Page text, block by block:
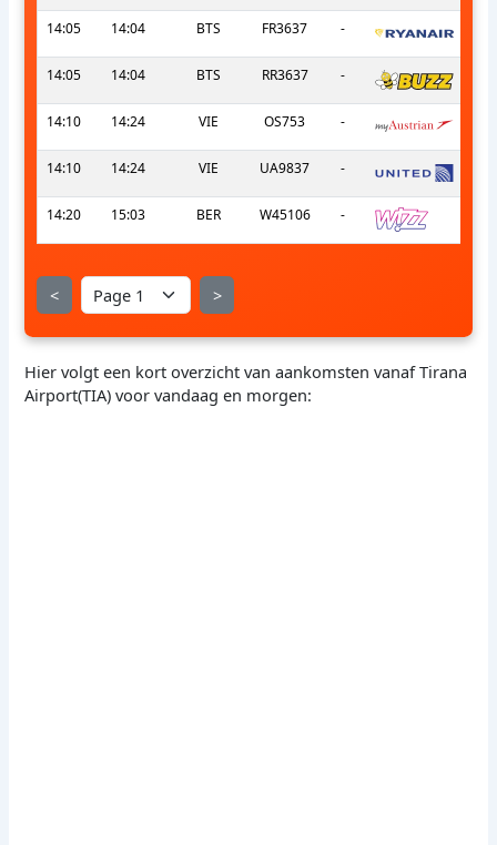
14:05 14:04 BTS FR3637 -
14:05 14:04 BTS RR3637 -
14:10 14:24 VIE OS753 -
14:10 14:24 VIE UA9837 -
14:20 15:03 BER W45106 -
< >
Hier volgt een kort overzicht van aankomsten vanaf Tirana
Airport(TIA) voor vandaag en morgen: